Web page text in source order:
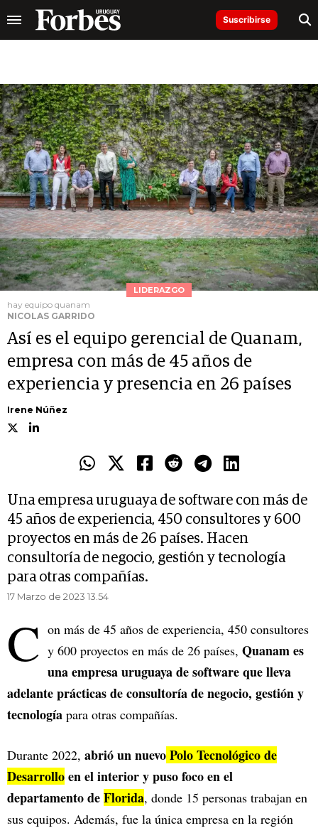
Suscribirse
LIDERAZGO
hay equipo quanam
NICOLAS GARRIDO
Así es el equipo gerencial de Quanam,
empresa con más de 45 años de
experiencia y presencia en 26 países
Irene Núñez
Una empresa uruguaya de software con más de
45 años de experiencia, 450 consultores y 600
proyectos en más de 26 países. Hacen
consultoría de negocio, gestión y tecnología
para otras compañías.
17 Marzo de 2023 13.54
C on más de 45 años de experiencia, 450 consultores
y 600 proyectos en más de 26 países, Quanam es
una empresa uruguaya de software que lleva
adelante prácticas de consultoría de negocio, gestión y
tecnología para otras compañías.
Durante 2022, abrió un nuevoPolo Tecnológico de
Desarrolloen el interior y puso foco en el
departamento deFlorida, donde 15 personas trabajan en
sus equipos. Además, fue la única empresa en la región